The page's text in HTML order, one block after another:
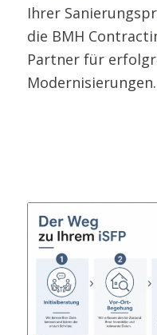
Ihrer
die BMH
Partner für
Modernisierungen.